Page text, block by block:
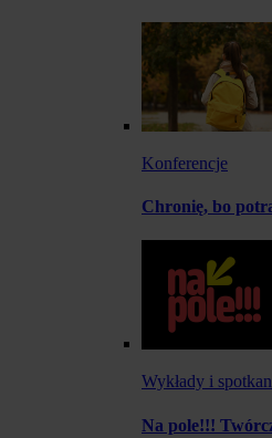
Konferencje
Chronię, bo
Wykłady i
Na pole!!!